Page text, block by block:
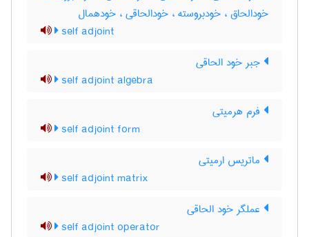
خودالحاق ، خودبروسته ، خودالحاقی ، خودهمال
self adjoint
جبر خود الحاقی
self adjoint algebra
فرم هرمیتی
self adjoint form
ماتریس ارمیتی
self adjoint matrix
عملگر خود الحاقی
self adjoint operator